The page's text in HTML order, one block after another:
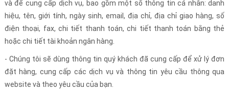
và để cung cấp dịch vụ, bao gồm một số thông tin cá nhân: danh
hiệu, tên, giới tính, ngày sinh, email, địa chỉ, địa chỉ giao hàng, số
điện thoại, fax, chi tiết thanh toán, chi tiết thanh toán bằng thẻ
hoặc chi tiết tài khoản ngân hàng.
- Chúng tôi sẽ dùng thông tin quý khách đã cung cấp để xử lý đơn
đặt hàng, cung cấp các dịch vụ và thông tin yêu cầu thông qua
website và theo yêu cầu của bạn.